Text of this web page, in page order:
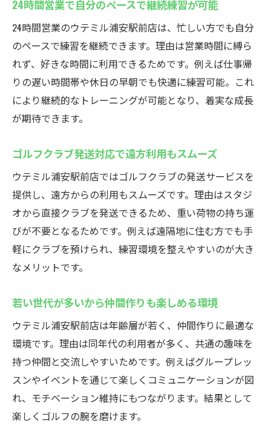
24時間営業で自分のペースで継続練習が可能
24時間営業のウテミル浦安駅前店は、忙しい方でも自分
のペースで練習を継続できます。理由は営業時間に縛ら
れず、好きな時間に利用できるためです。例えば仕事帰
りの遅い時間帯や休日の早朝でも快適に練習可能。これ
により継続的なトレーニングが可能となり、着実な成長
が期待できます。
ゴルフクラブ発送対応で遠方利用もスムーズ
ウテミル浦安駅前店ではゴルフクラブの発送サービスを
提供し、遠方からの利用もスムーズです。理由はスタジ
オから直接クラブを発送できるため、重い荷物の持ち運
びが不要となるためです。例えば遠隔地に住む方でも手
軽にクラブを預けられ、練習環境を整えやすいのが大き
なメリットです。
若い世代が多いから仲間作りも楽しめる環境
ウテミル浦安駅前店は年齢層が若く、仲間作りに最適な
環境です。理由は同年代の利用者が多く、共通の趣味を
持つ仲間と交流しやすいためです。例えばグループレッ
スンやイベントを通じて楽しくコミュニケーションが図
れ、モチベーション維持にもつながります。結果として
楽しくゴルフの腕を磨けます。